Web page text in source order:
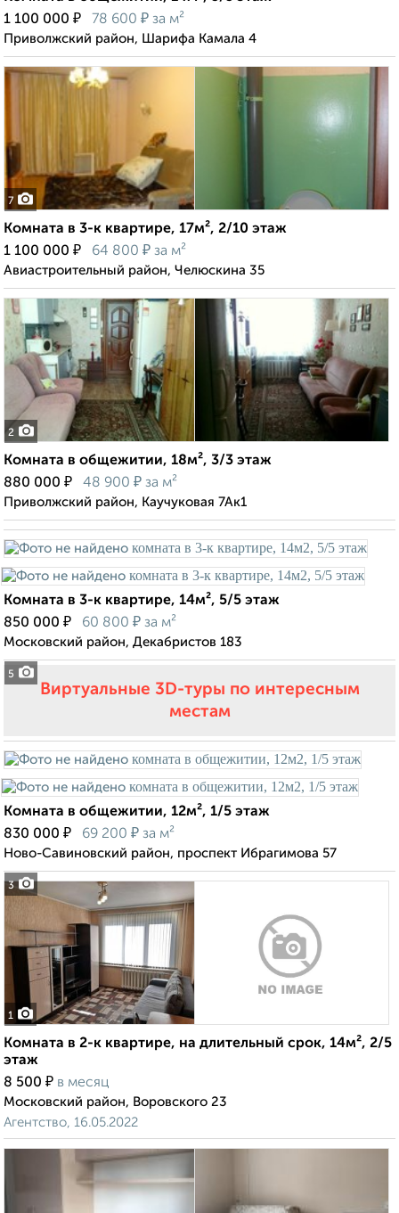
1 100 000 ₽ 78 600 ₽ за м²
Приволжский район, Шарифа Камала 4
7
Комната в 3-к квартире, 17м², 2/10 этаж
1 100 000 ₽ 64 800 ₽ за м²
Авиастроительный район, Челюскина 35
2
Комната в общежитии, 18м², 3/3 этаж
880 000 ₽ 48 900 ₽ за м²
Приволжский район, Каучуковая 7Ак1
5
Комната в 3-к квартире, 14м², 5/5 этаж
850 000 ₽ 60 800 ₽ за м²
Московский район, Декабристов 183
Виртуальные 3D-туры по интересным
местам
3
Комната в общежитии, 12м², 1/5 этаж
830 000 ₽ 69 200 ₽ за м²
Ново-Савиновский район, проспект Ибрагимова 57
1
Комната в 2-к квартире, на длительный срок, 14м², 2/5
этаж
8 500 ₽ в месяц
Московский район, Воровского 23
Агентство, 16.05.2022